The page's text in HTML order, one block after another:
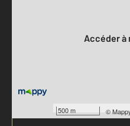
500 m ©
Accéder